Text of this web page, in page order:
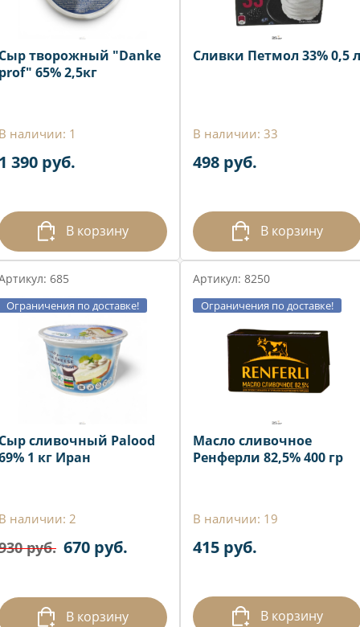
творожный "Danke
65% 2,5кг
наличии: 1
390 руб.
В корзину
Сливки Петмол 33% 0,5 л
В наличии: 33
498 руб.
В корзину
685
Ограничения по доставке!
сливочный Palood
1 кг Иран
наличии: 2
руб. 670 руб.
В корзину
Артикул: 8250
Ограничения по доставке!
Масло сливочное
Ренферли 82,5% 400 гр
В наличии: 19
415 руб.
В корзину